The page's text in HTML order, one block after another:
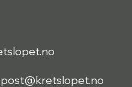
post@kretslopet.no